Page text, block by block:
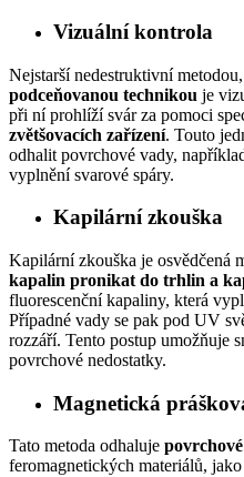
Vizuální kontrola
Nejstarší nedestruktivní metodou,
podceňovanou technikou je
při ní prohlíží svár za pomoci
zvětšovacích zařízení. Touto
odhalit povrchové vady,
vyplnění svarové spáry.
Kapilární zkouška
Kapilární zkouška je osvědčená
kapalin pronikat do trhlin a
fluorescenční kapaliny, která
Případné vady se pak pod UV
rozzáří. Tento postup umožňuje
povrchové nedostatky.
Magnetická
Tato metoda odhaluje
feromagnetických materiálů,